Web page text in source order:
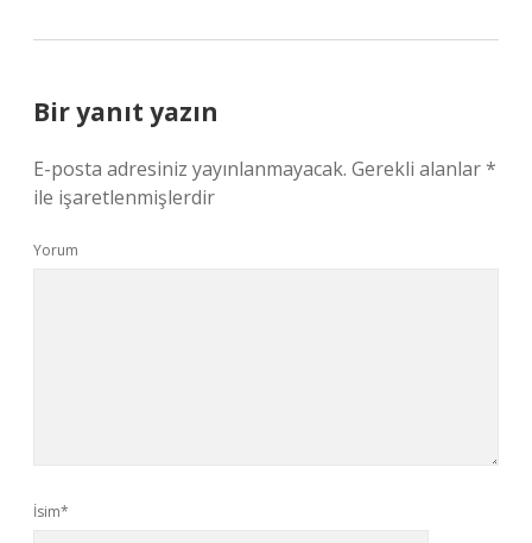
Bir yanıt yazın
E-posta adresiniz yayınlanmayacak. Gerekli alanlar*
ile işaretlenmişlerdir
Yorum
İsim*